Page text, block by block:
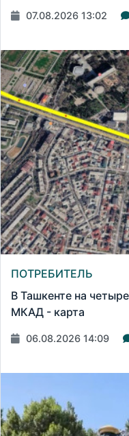
07.08.2026 13:02
ПОТРЕБИТЕЛЬ
В Ташкенте на
МКАД - карта
06.08.2026 14:09